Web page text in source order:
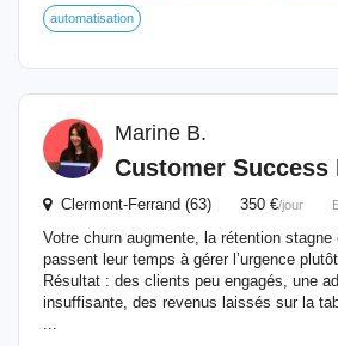
automatisation
Marine B.
Customer Success
Clermont-Ferrand (63) 350 €/jour
Votre churn augmente, la rétention
passent leur temps à gérer l’urgence
Résultat : des clients peu engagés, une
insuffisante, des revenus laissés sur la
...